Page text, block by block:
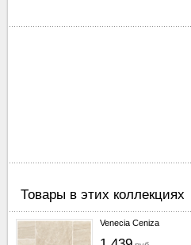
Товары в этих коллекциях
Venecia Ceniza